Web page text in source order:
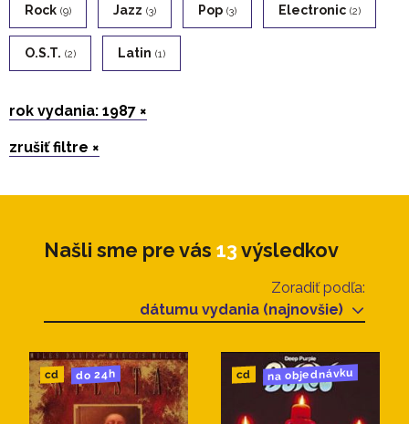
Rock (9) Jazz (3) Pop (3) Electronic (2)
O.s.t. (2) Latin (1)
rok vydania: 1987 ×
zrušiť filtre ×
Našli sme pre vás 13 výsledkov
Zoradiť podľa:
dátumu vydania (najnovšie)
cd do 24h cd na objednávku